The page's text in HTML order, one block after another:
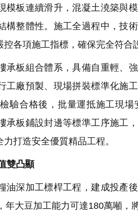
板連續滑升，混凝土澆築與
構整體性。施工全過程中，技
各項施工指標，確保完全符合
板組合體系，具備自重輕、
工廠預製、現場拼裝標準化施
驗合格後，批量運抵施工現
承板鋪設封邊等標準工序施工
打造安全優質精品工程。
雙凸顯
深加工標桿工程，建成投產
年大豆加工能力可達180萬噸，